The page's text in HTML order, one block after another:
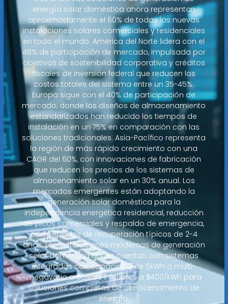
energía solar doméstica ahora representan
aproximadamente el 60% de todas las nuevas
instalaciones solares comerciales y residenciales
en todo el mundo. América del Norte lidera con el
48% de participación de mercado, impulsada por
objetivos de sostenibilidad corporativa y créditos
fiscales de inversión federal que reducen los
costos totales del sistema entre un 35-45%.
Europa sigue con el 40% de participación de
mercado, donde los diseños de almacenamiento
estandarizados han reducido los tiempos de
instalación en un 75% en comparación con las
soluciones tradicionales. Asia-Pacífico representa
la región de más rápido crecimiento con una
CAGR del 60%, con innovaciones de fabricación
que reducen los precios de los sistemas de
almacenamiento solar en un 30% anual. Los
mercados emergentes están adoptando la
generación solar doméstica para la
independencia energética residencial, reducción
de picos comerciales y respaldo de emergencia,
con períodos de recuperación típicos de 2-4
años. Las instalaciones modernas de generación
solar doméstica ahora cuentan con sistemas
integrados con capacidad de 5kWh a multi-
megavatio a costos inferiores a $400/kWh para
soluciones completas de almacenamiento de
energía.